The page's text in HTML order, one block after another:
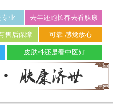
专业 去年还跑长春去看肤康
售后保障 可靠 感觉放心
皮肤科还是看中医好